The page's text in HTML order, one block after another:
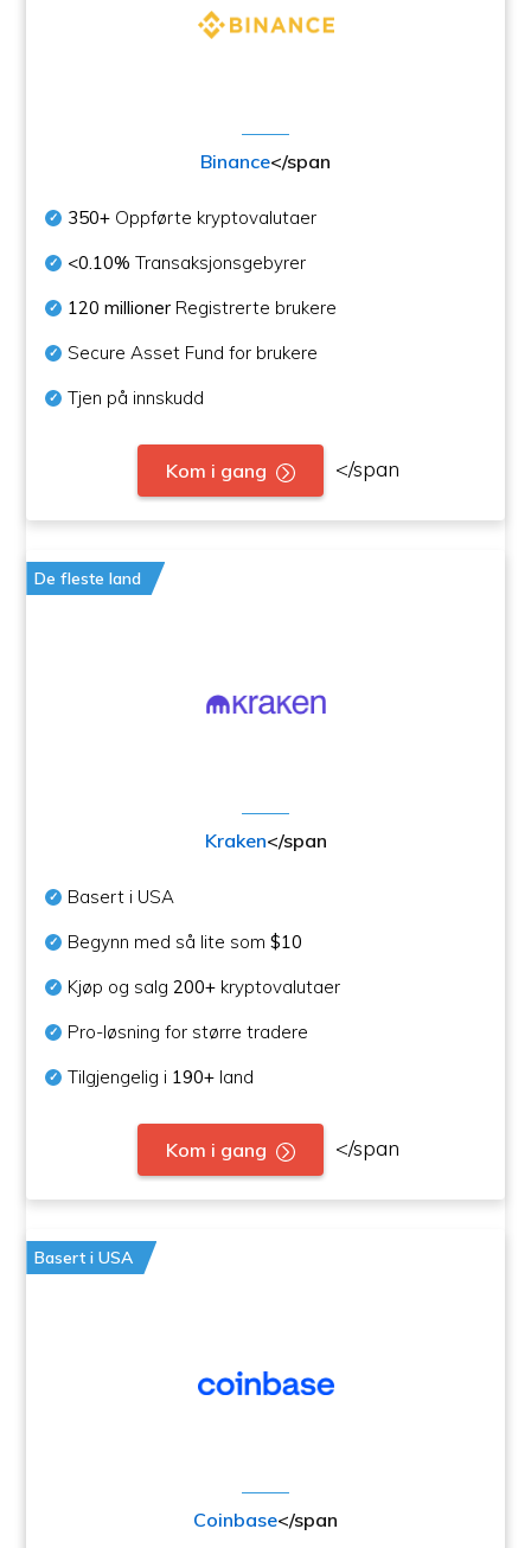
Binance</span
350+ Oppførte kryptovalutaer
<0.10% Transaksjonsgebyrer
120 millioner Registrerte brukere
Secure Asset Fund for brukere
Tjen på innskudd
Kom i gang </span
De fleste land
Kraken</span
Basert i USA
Begynn med så lite som$10
Kjøp og salg200+ kryptovalutaer
Pro-løsning for større tradere
Tilgjengelig i 190+ land
Kom i gang </span
Basert i USA
Coinbase</span